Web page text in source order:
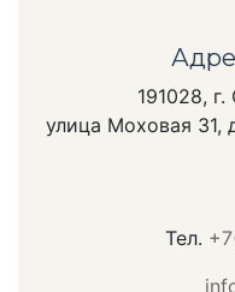
191028,
улица Моховая 31,
Тел.